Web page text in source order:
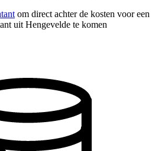
om direct achter de kosten voor een
uit Hengevelde te komen